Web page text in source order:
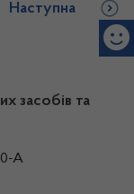
Наступна
засобів та
А